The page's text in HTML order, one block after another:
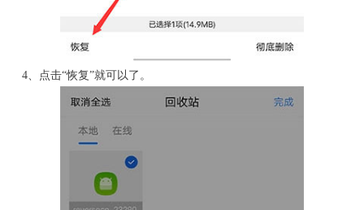
4、点击“恢复”就可以了。